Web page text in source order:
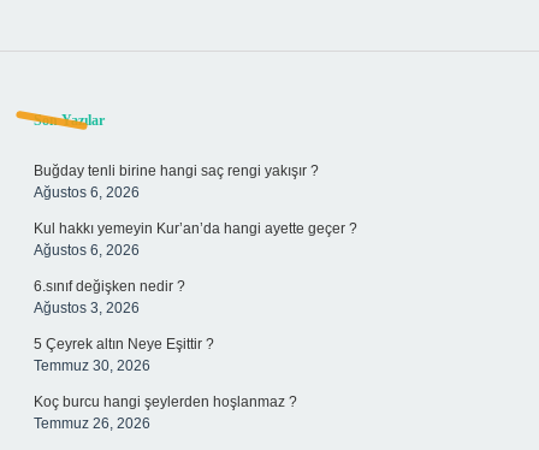
Sidebar
Son Yazılar
Buğday tenli birine hangi saç rengi yakışır ?
Ağustos 6, 2026
Kul hakkı yemeyin Kur’an’da hangi ayette geçer ?
Ağustos 6, 2026
6.sınıf değişken nedir ?
Ağustos 3, 2026
5 Çeyrek altın Neye Eşittir ?
Temmuz 30, 2026
Koç burcu hangi şeylerden hoşlanmaz ?
Temmuz 26, 2026